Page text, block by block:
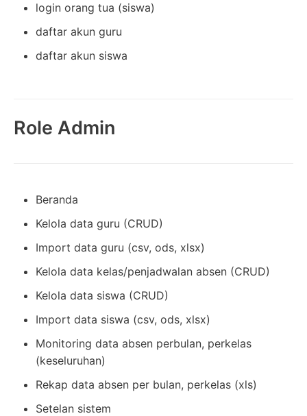
login orang tua (siswa)
daftar akun guru
daftar akun siswa
Role Admin
Beranda
Kelola data guru (CRUD)
Import data guru (csv, ods, xlsx)
Kelola data kelas/penjadwalan absen (CRUD)
Kelola data siswa (CRUD)
Import data siswa (csv, ods, xlsx)
Monitoring data absen perbulan, perkelas
(keseluruhan)
Rekap data absen per bulan, perkelas (xls)
Setelan sistem